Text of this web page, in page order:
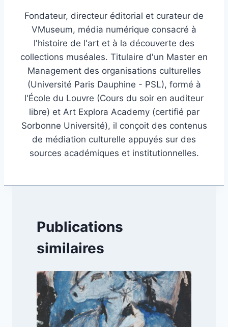
Fondateur, directeur éditorial et curateur de
VMuseum, média numérique consacré à
l'histoire de l'art et à la découverte des
collections muséales. Titulaire d'un Master en
Management des organisations culturelles
(Université Paris Dauphine - PSL), formé à
l'École du Louvre (Cours du soir en auditeur
libre) et Art Explora Academy (certifié par
Sorbonne Université), il conçoit des contenus
de médiation culturelle appuyés sur des
sources académiques et institutionnelles.
Publications
similaires